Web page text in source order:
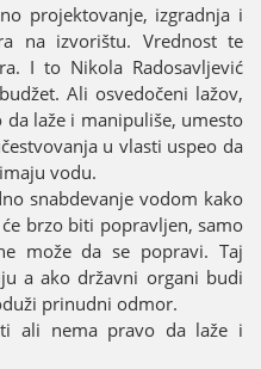
proјektovanje, izgradnja i
na izvorištu. Vrednost te
I to Nikola Radosavljević
Ali osvedočeni lažov,
da laže i manipuliše, umesto
u vlasti uspeo da
vodu.
snabdevanje vodom kako
brzo biti popravljen, samo
može da se popravi. Taј
a ako državni organi budi
prinudni odmor.
ali nema pravo da laže i